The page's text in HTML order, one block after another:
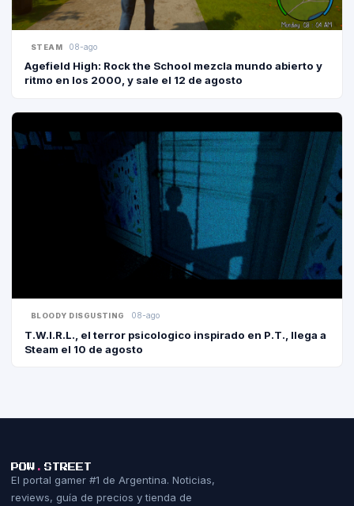
STEAM 08-ago
Agefield High: Rock the School mezcla mundo abierto y
ritmo en los 2000, y sale el 12 de agosto
BLOODY DISGUSTING 08-ago
T.W.I.R.L., el terror psicologico inspirado en P.T., llega a
Steam el 10 de agosto
POW . STREET
El portal gamer #1 de Argentina. Noticias,
reviews, guía de precios y tienda de